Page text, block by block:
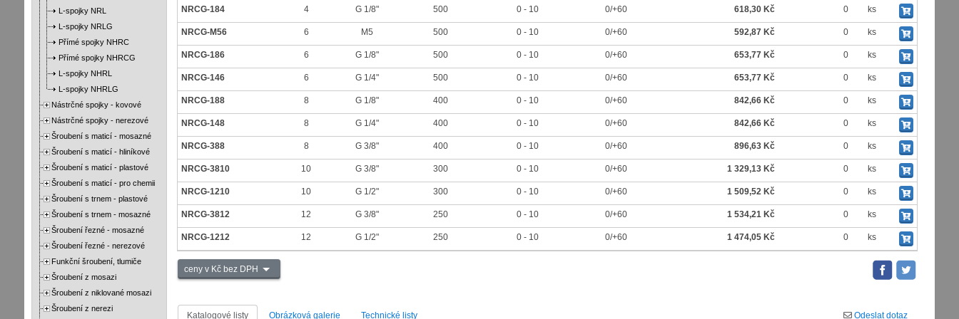
NRCG-184 4 G 1/8" 500 0 - 10 0/+60 618,30 Kč 0 ks
NRCG-M56 6 M5 500 0 - 10 0/+60 592,87 Kč 0 ks
NRCG-186 6 G 1/8" 500 0 - 10 0/+60 653,77 Kč 0 ks
NRCG-146 6 G 1/4" 500 0 - 10 0/+60 653,77 Kč 0 ks
NRCG-188 8 G 1/8" 400 0 - 10 0/+60 842,66 Kč 0 ks
NRCG-148 8 G 1/4" 400 0 - 10 0/+60 842,66 Kč 0 ks
NRCG-388 8 G 3/8" 400 0 - 10 0/+60 896,63 Kč 0 ks
NRCG-3810 10 G 3/8" 300 0 - 10 0/+60 1 329,13 Kč 0 ks
NRCG-1210 10 G 1/2" 300 0 - 10 0/+60 1 509,52 Kč 0 ks
NRCG-3812 12 G 3/8" 250 0 - 10 0/+60 1 534,21 Kč 0 ks
NRCG-1212 12 G 1/2" 250 0 - 10 0/+60 1 474,05 Kč 0 ks
ceny v Kč bez DPH
Katalogové listy Obrázková galerie Technické listy Odeslat dotaz
L-spojky NRL
L-spojky NRLG
Přímé spojky NHRC
Přímé spojky NHRCG
L-spojky NHRL
L-spojky NHRLG
Nástrčné spojky - kovové
Nástrčné spojky - nerezové
Šroubení s maticí - mosazné
Šroubení s maticí - hliníkové
Šroubení s maticí - plastové
Šroubení s maticí - pro chemii
Šroubení s trnem - plastové
Šroubení s trnem - mosazné
Šroubení řezné - mosazné
Šroubení řezné - nerezové
Funkční šroubení, tlumiče
Šroubení z mosazi
Šroubení z niklované mosazi
Šroubení z nerezi